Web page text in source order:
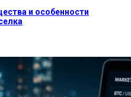
и особенности